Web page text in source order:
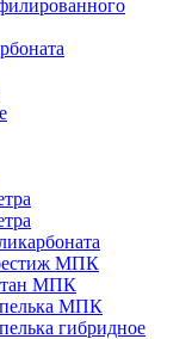
МПК
МПК
МПК
гибридное